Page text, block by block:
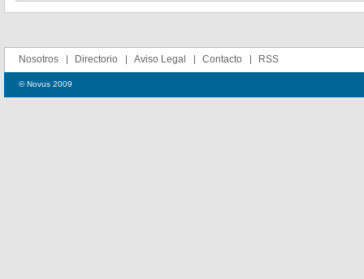
Nosotros Directorio Aviso Legal Contacto RSS
© Novus 2009